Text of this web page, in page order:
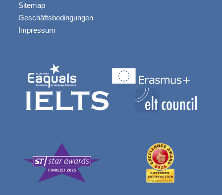
Sitemap
Geschäftsbedingungen
Impressum